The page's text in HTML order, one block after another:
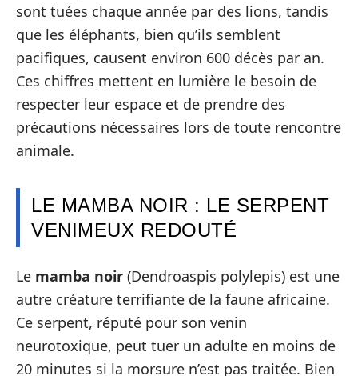
sont tuées chaque année par des lions, tandis
que les éléphants, bien qu’ils semblent
pacifiques, causent environ 600 décès par an.
Ces chiffres mettent en lumière le besoin de
respecter leur espace et de prendre des
précautions nécessaires lors de toute rencontre
animale.
LE MAMBA NOIR : LE SERPENT
VENIMEUX REDOUTÉ
Le mamba noir (Dendroaspis polylepis) est une
autre créature terrifiante de la faune africaine.
Ce serpent, réputé pour son venin
neurotoxique, peut tuer un adulte en moins de
20 minutes si la morsure n’est pas traitée. Bien